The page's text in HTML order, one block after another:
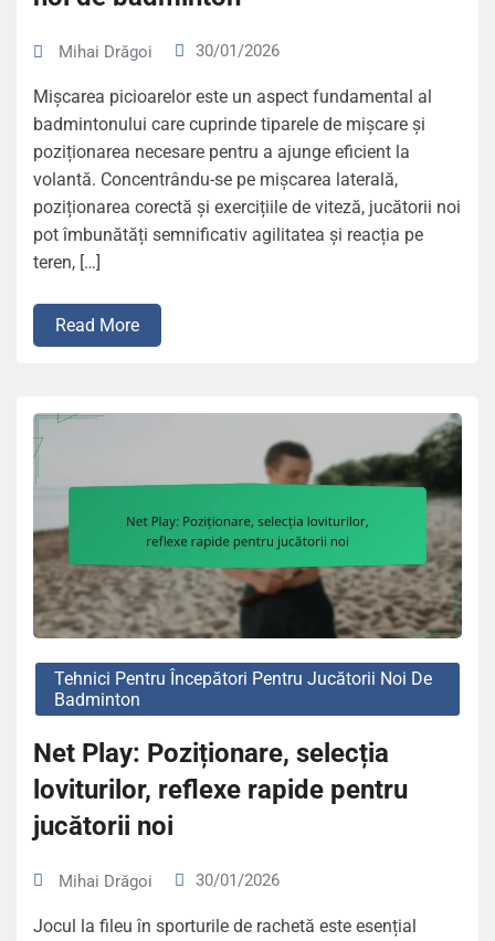
Mihai Drăgoi 30/01/2026
Mișcarea picioarelor este un aspect fundamental al
badmintonului care cuprinde tiparele de mișcare și
poziționarea necesare pentru a ajunge eficient la
volantă. Concentrându-se pe mișcarea laterală,
poziționarea corectă și exercițiile de viteză, jucătorii noi
pot îmbunătăți semnificativ agilitatea și reacția pe
teren, […]
Read More
Tehnici Pentru Începători Pentru Jucătorii Noi De
Badminton
Net Play: Poziționare, selecția
loviturilor, reflexe rapide pentru
jucătorii noi
Mihai Drăgoi 30/01/2026
Jocul la fileu în sporturile de rachetă este esențial